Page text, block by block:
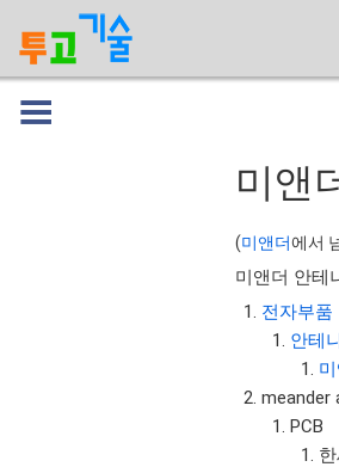
미앤
(미앤더에서
미앤더 안테
전자부품
안테
meander
PCB